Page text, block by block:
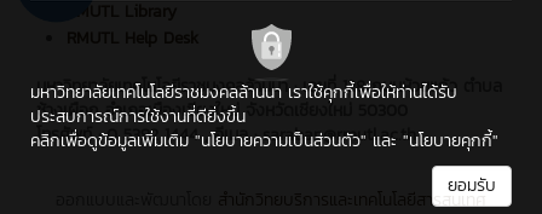
มหาวิทยาลัยเทคโนโลยีราชมงคลล้านนา : เลขที่ 128 ถนนห้วยแก้ว ตำบล
ช้างเผือก อำเภอเมืองเชียงใหม่ จังหวัดเชียงใหม่ 50300
โทรศัพท์ : 0 5392 1444 , อีเมล : saraban@rmutl.ac.th
มหาวิทยาลัยเทคโนโลยีราชมงคลล้านนา เราใช้คุกกี้เพื่อให้ท่านได้รับ
ประสบการณ์การใช้งานที่ดียิ่งขึ้น
คลิกเพื่อดูข้อมูลเพิ่มเติม "นโยบายความเป็นส่วนตัว" และ "นโยบายคุกกี้"
ยอมรับ
สำนักวิทยบริการและเทคโนโลยีสารสนเทศ